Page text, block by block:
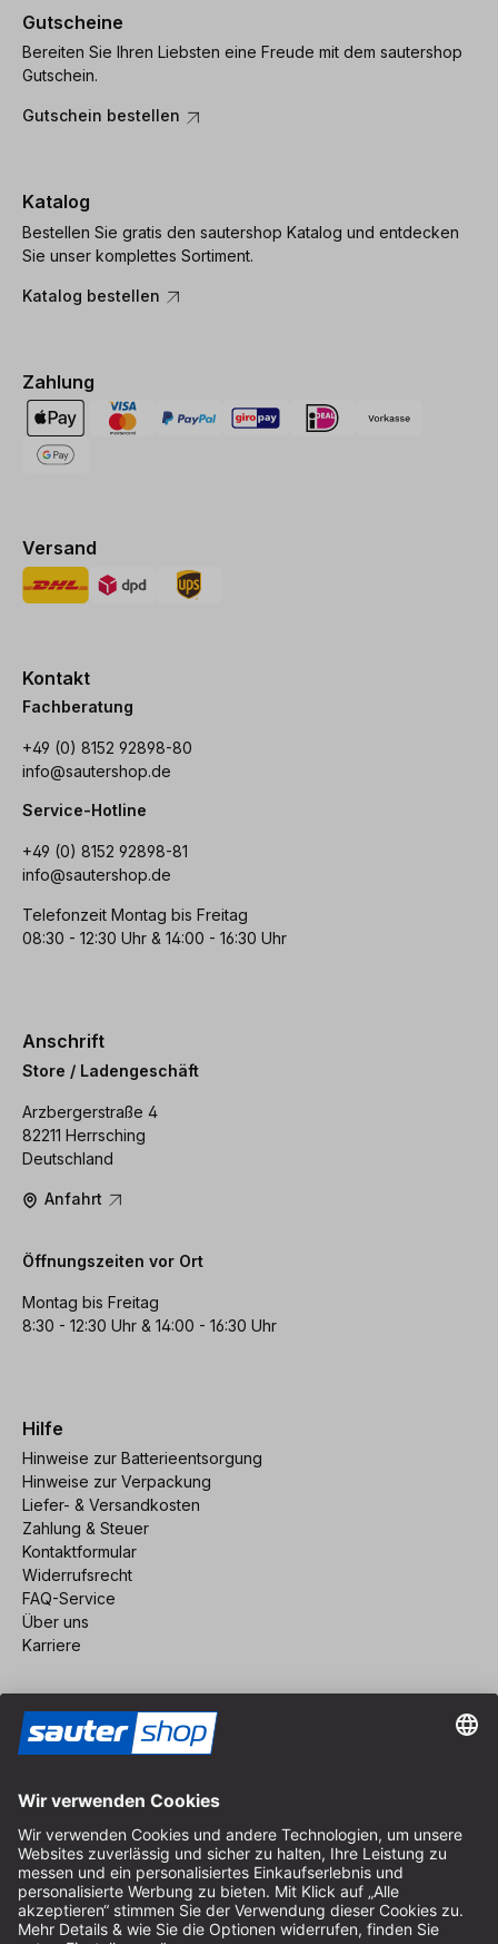
Gutscheine
Bereiten Sie Ihren Liebsten eine Freude mit dem sautershop
Gutschein.
Gutschein bestellen
Katalog
Bestellen Sie gratis den sautershop Katalog und entdecken
Sie unser komplettes Sortiment.
Katalog bestellen
Zahlung
Versand
Kontakt
Fachberatung
+49 (0) 8152 92898-80
info@sautershop.de
Service-Hotline
+49 (0) 8152 92898-81
info@sautershop.de
Telefonzeit Montag bis Freitag
08:30 - 12:30 Uhr & 14:00 - 16:30 Uhr
Anschrift
Store / Ladengeschäft
Arzbergerstraße 4
82211 Herrsching
Deutschland
Anfahrt
Öffnungszeiten vor Ort
Montag bis Freitag
8:30 - 12:30 Uhr & 14:00 - 16:30 Uhr
Hilfe
Hinweise zur Batterieentsorgung
Hinweise zur Verpackung
Liefer- & Versandkosten
Zahlung & Steuer
Kontaktformular
Widerrufsrecht
FAQ-Service
Über uns
Karriere
Impressum
AGB
Datenschutz
Cookie-Einstellungen